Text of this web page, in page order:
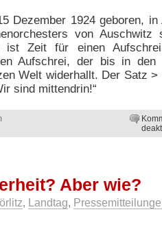
Dezember 1924 geboren,
von
ist Zeit für einen
Aufschrei, der bis in
Welt widerhallt. Der Satz
sind mittendrin!“
Aber wie?
, Landtag,